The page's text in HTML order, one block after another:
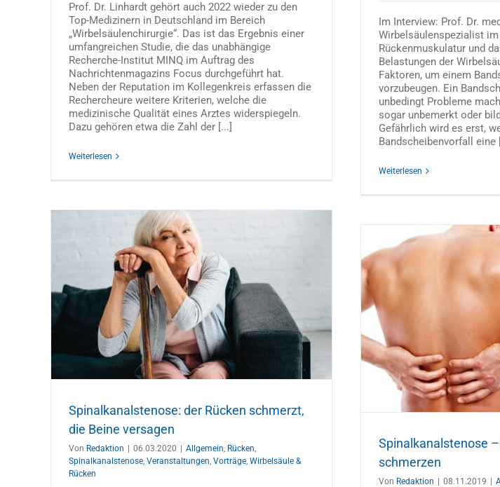
Prof. Dr. Linhardt gehört auch 2022 wieder zu den
Top-Medizinern in Deutschland im Bereich
„Wirbelsäulenchirurgie“. Das ist das Ergebnis einer
umfangreichen Studie, die das unabhängige
Recherche-Institut MINQ im Auftrag des
Nachrichtenmagazins Focus durchgeführt hat.
Neben der Reputation im Kollegenkreis erfassen die
Rechercheure weitere Kriterien, welche die
medizinische Qualität eines Arztes widerspiegeln.
Dazu gehören etwa die Zahl der [...]
Weiterlesen
Im Interview: Prof. Dr.
Wirbelsäulenspezialist
Rückenmuskulatur und
Belastungen der
Faktoren, um einem
vorzubeugen. Ein
unbedingt Probleme
sogar unbemerkt oder
Gefährlich wird es erst,
Bandscheibenvorfall eine
Weiterlesen
Spinalkanalstenose: der Rücken schmerzt,
die Beine versagen
Von Redaktion 06.03.2020 Allgemein, Rücken,
Spinalkanalstenose, Veranstaltungen, Vorträge, Wirbelsäule &
Rücken
Spinalkanalstenose – Rücken und Beine
schmerzen
Allgemein Presse
Publikation Prof. Dr. med. Oliver Linhardt
Publikationen Spinalkanalstenose
Veröffentlichtungen
Wirbelsäule & Rücken
Spinalkanalstenose
schmerzen
Von Redaktion 08.11.2019